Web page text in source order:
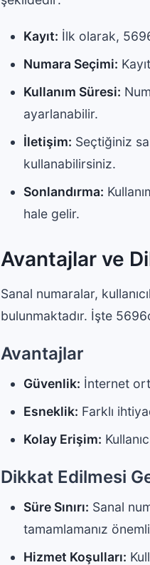
Kayıt: İlk olarak,
Numara Seçimi:
Kullanım Süresi:
ayarlanabilir.
İletişim: Seçtiğiniz
kullanabilirsiniz.
Sonlandırma:
hale gelir.
Avantajlar ve
Sanal numaralar,
bulunmaktadır. İşte
Avantajlar
Güvenlik: İnternet
Esneklik: Farklı
Kolay Erişim:
Dikkat Edilmesi
Süre Sınırı: Sanal
tamamlamanız
Hizmet Koşulları: